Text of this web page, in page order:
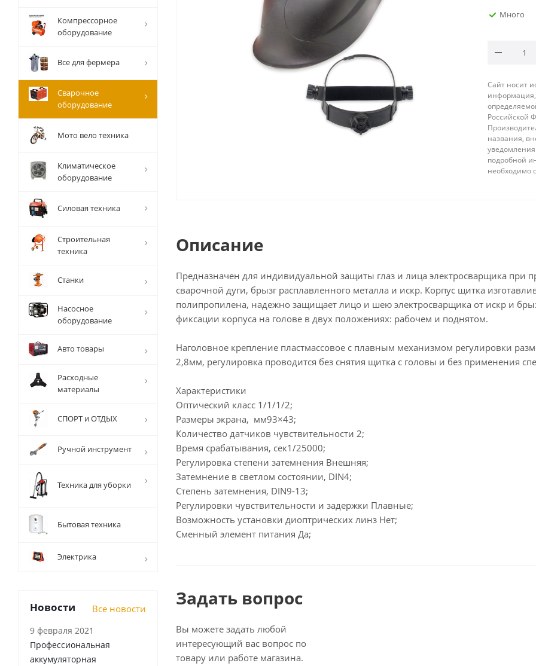
Много
Сайт носит
информация,
Российской
названия,
подробной
необходимо
Описание
Предназначен для индивидуальной защиты глаз и лица электросварщика при
сварочной дуги, брызг расплавленного металла и искр. Корпус щитка
полипропилена, надежно защищает лицо и шею электросварщика от искр и
фиксации корпуса на голове в двух положениях: рабочем и поднятом.
Наголовное крепление пластмассовое с плавным механизмом регулировки
2,8мм, регулировка проводится без снятия щитка с головы и без применения
Характеристики
Оптический класс 1/1/1/2;
Размеры экрана, мм93×43;
Количество датчиков чувствительности 2;
Время срабатывания, сек1/25000;
Регулировка степени затемнения Внешняя;
Затемнение в светлом состоянии, DIN4;
Степень затемнения, DIN9-13;
Регулировки чувствительности и задержки Плавные;
Возможность установки диоптрических линз Нет;
Сменный элемент питания Да;
Задать вопрос
Вы можете задать любой
интересующий вас вопрос по
товару или работе магазина.
Компрессорное
оборудование
Все для фермера
Сварочное
оборудование
Мото вело техника
Климатическое
оборудование
Силовая техника
Строительная
техника
Станки
Насосное
оборудование
Авто товары
Расходные
материалы
СПОРТ и ОТДЫХ
Ручной инструмент
Техника для уборки
Бытовая техника
Электрика
Новости Все новости
9 февраля 2021
Профессиональная
аккумуляторная